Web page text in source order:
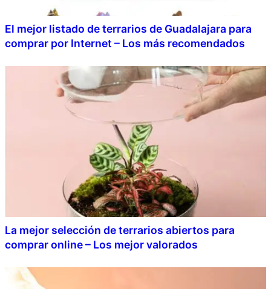
El mejor listado de terrarios de Guadalajara para
comprar por Internet – Los más recomendados
La mejor selección de terrarios abiertos para
comprar online – Los mejor valorados